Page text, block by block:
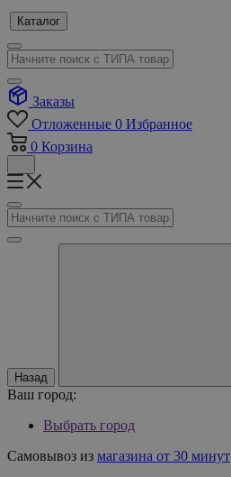
Каталог
Заказы
Отложенные 0 Избранное
0 Корзина
Назад
Ваш город:
Выбрать город
Самовывоз из магазина от 30 минут